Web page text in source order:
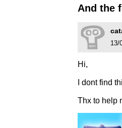
And the
13/
Hi,
I dont find
Thx to help